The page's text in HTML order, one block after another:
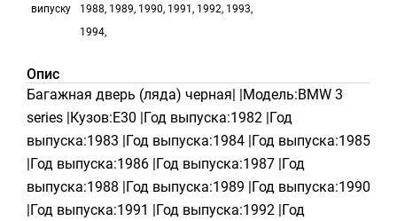
випуску
1988, 1989, 1990, 1991, 1992, 1993,
1994,
Опис
Багажная дверь (ляда) черная| |Модель:BMW 3
series |Кузов:E30 |Год выпуска:1982 |Год
выпуска:1983 |Год выпуска:1984 |Год выпуска:1985
|Год выпуска:1986 |Год выпуска:1987 |Год
выпуска:1988 |Год выпуска:1989 |Год выпуска:1990
|Год выпуска:1991 |Год выпуска:1992 |Год